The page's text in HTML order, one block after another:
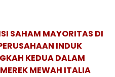
SAHAM MAYORITAS DI
INDUK
KEDUA DALAM
MEWAH ITALIA